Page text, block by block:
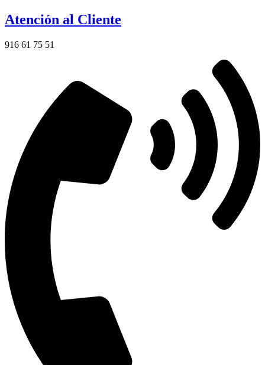
Atención al Cliente
916 61 75 51